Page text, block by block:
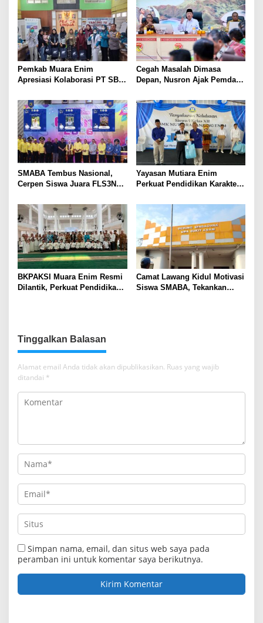
Pemkab Muara Enim
Apresiasi Kolaborasi PT SBS
Warga Sekitar Tambang
Cegah Masalah Dimasa
Depan, Nusron Ajak Pemda
Rumah Ibadah di NTT
SMABA Tembus Nasional,
Cerpen Siswa Juara FLS3N
Yayasan Mutiara Enim
Perkuat Pendidikan Karakter,
dan 100 Buku Iqra untuk SMK
Mutiara
BKPAKSI Muara Enim Resmi
Dilantik, Perkuat Pendidikan
Camat Lawang Kidul Motivasi
Siswa SMABA, Tekankan
Tinggalkan Balasan
Alamat email Anda tidak akan dipublikasikan. Ruas yang wajib
ditandai *
Simpan nama, email, dan situs web saya pada
peramban ini untuk komentar saya berikutnya.